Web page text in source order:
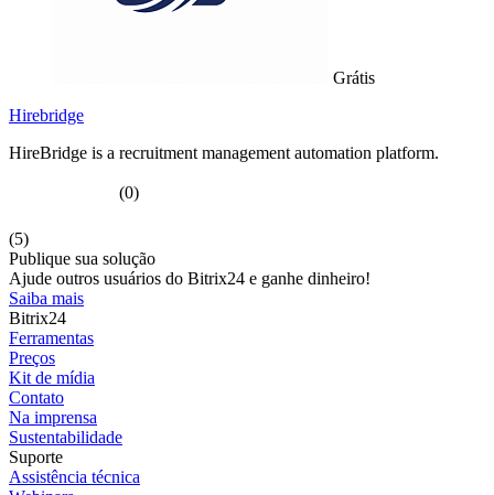
Grátis
Hirebridge
HireBridge is a recruitment management automation platform.
(0)
(5)
Publique sua solução
Ajude outros usuários do Bitrix24 e ganhe dinheiro!
Saiba mais
Bitrix24
Ferramentas
Preços
Kit de mídia
Contato
Na imprensa
Sustentabilidade
Suporte
Assistência técnica